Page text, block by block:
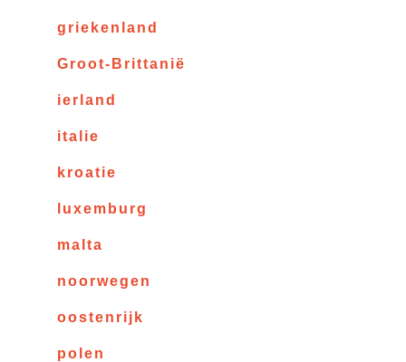
griekenland
Groot-Brittanië
ierland
italie
kroatie
luxemburg
malta
noorwegen
oostenrijk
polen